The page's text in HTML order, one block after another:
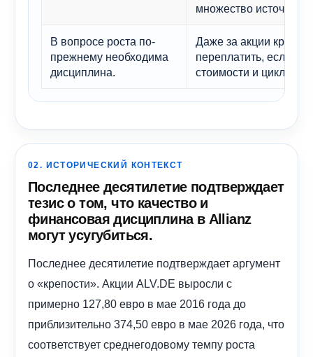
множество
В вопросе роста по-
прежнему необходима
дисциплина.
Даже за акции
переплатить, если
стоимости и
02. ИСТОРИЧЕСКИЙ КОНТЕКСТ
Последнее десятилетие подтверждает
тезис о том, что качество и
финансовая дисциплина в Allianz
могут усугубиться.
Последнее десятилетие подтверждает аргумент
о «крепости». Акции ALV.DE выросли с
примерно 127,80 евро в мае 2016 года до
приблизительно 374,50 евро в мае 2026 года, что
соответствует среднегодовому темпу роста